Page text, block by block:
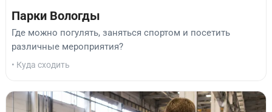
Парки Вологды
Где можно погулять, заняться спортом и посетить
различные мероприятия?
• Куда сходить